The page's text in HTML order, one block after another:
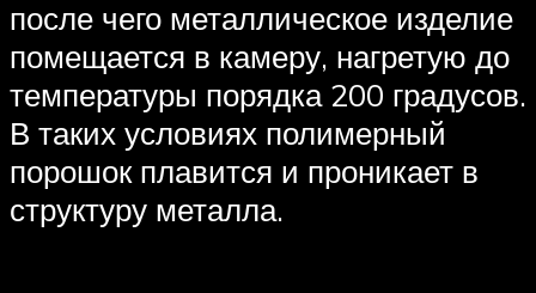
после чего металлическое изделие
помещается в камеру, нагретую до
температуры порядка 200 градусов.
В таких условиях полимерный
порошок плавится и проникает в
структуру металла.